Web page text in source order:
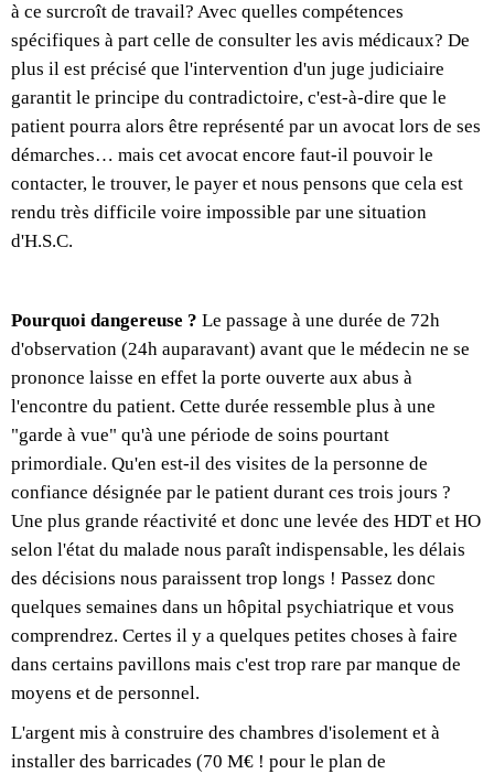
à ce surcroît de travail? Avec quelles compétences
spécifiques à part celle de consulter les avis médicaux? De
plus il est précisé que l'intervention d'un juge judiciaire
garantit le principe du contradictoire, c'est-à-dire que le
patient pourra alors être représenté par un avocat lors de ses
démarches… mais cet avocat encore faut-il pouvoir le
contacter, le trouver, le payer et nous pensons que cela est
rendu très difficile voire impossible par une situation
d'H.S.C.
Pourquoi dangereuse ? Le passage à une durée de 72h
d'observation (24h auparavant) avant que le médecin ne se
prononce laisse en effet la porte ouverte aux abus à
l'encontre du patient. Cette durée ressemble plus à une
"garde à vue" qu'à une période de soins pourtant
primordiale. Qu'en est-il des visites de la personne de
confiance désignée par le patient durant ces trois jours ?
Une plus grande réactivité et donc une levée des HDT et HO
selon l'état du malade nous paraît indispensable, les délais
des décisions nous paraissent trop longs ! Passez donc
quelques semaines dans un hôpital psychiatrique et vous
comprendrez. Certes il y a quelques petites choses à faire
dans certains pavillons mais c'est trop rare par manque de
moyens et de personnel.
L'argent mis à construire des chambres d'isolement et à
installer des barricades (70 M€ ! pour le plan de